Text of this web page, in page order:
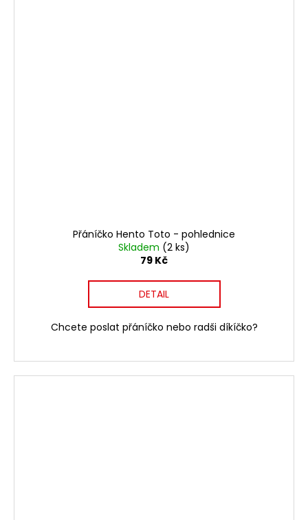
Přáníčko Hento Toto - pohlednice
Skladem (2 ks)
79 Kč
DETAIL
Chcete poslat přáníčko nebo radši díkíčko?